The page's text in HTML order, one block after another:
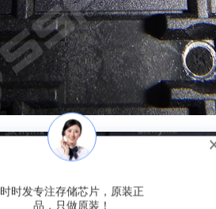
时时发专注存储芯片，原装正
品，只做原装！